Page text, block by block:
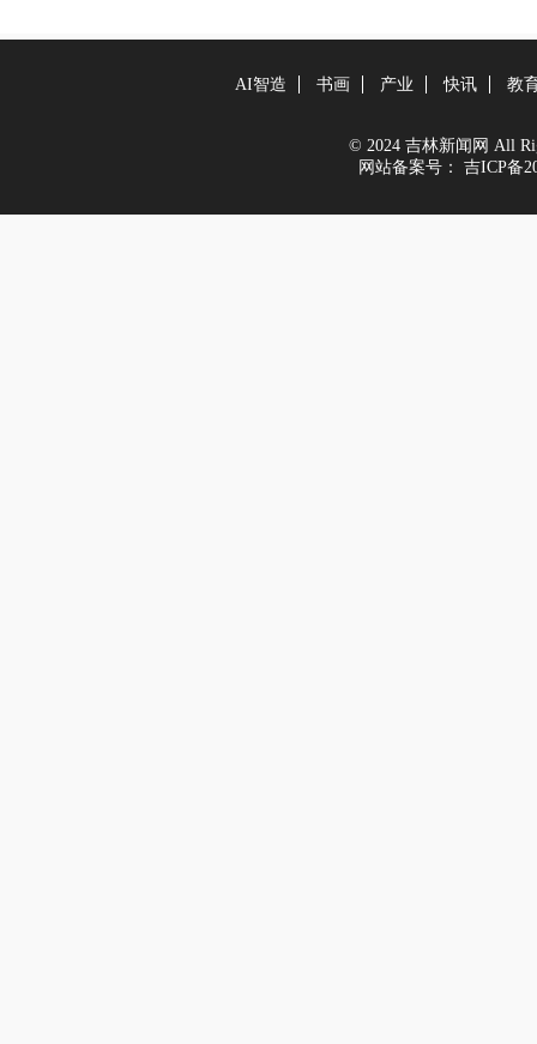
AI智造 书画 产业 快讯 教
© 2024 吉林新闻网 All
网站备案号：
吉ICP备